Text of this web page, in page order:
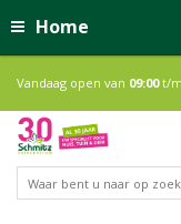
Home
Vandaag open van 09:00t/m